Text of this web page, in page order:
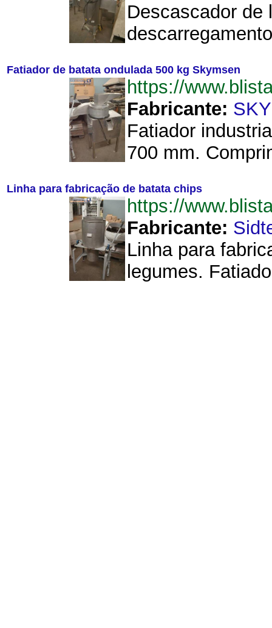
Descascador de
Fatiador de batata ondulada 500 kg Skymsen
https://
Fabricante:
Fatiador
700 mm.
Linha para fabricação de batata chips
https://
Fabricante:
Linha para
legumes.